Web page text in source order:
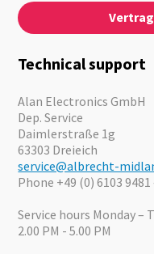
Audio
Emergency Equipment
Motorcycle
Offers
News
Catalogues
Technical support
Alan Electronics GmbH
Dep. Service
Daimlerstraße 1g
63303 Dreieich
service@albrecht-
Phone +49 (0) 6103 9481
Service hours Monday –
2.00 PM - 5.00 PM